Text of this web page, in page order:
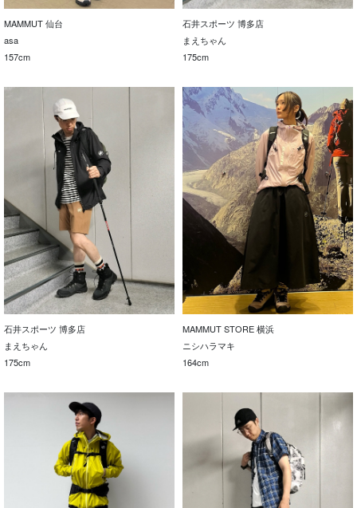
MAMMUT 仙台
asa
157cm
石井スポーツ 博多店
まえちゃん
175cm
石井スポーツ 博多店
まえちゃん
175cm
MAMMUT STORE 横浜
ニシハラマキ
164cm